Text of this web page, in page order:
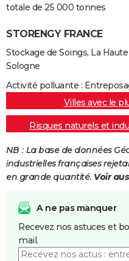
S'inscrire
Se connecter
Lycées
Collèges
Primaires
Universités
Entreprises
Service militaire
Avis de recherche
FORUM
Bricolage
Lifestyle
Culture
Sport
Auto
Television
Voyage
Cinema
totale de 25 000 tonnes
STORENGY FRANCE
Stockage de Soings, La
Sologne
Activité polluante :
Villes avec le
Risques naturels et
NB : La base de données
industrielles françaises
en grande quantité. Voir
A ne pas manquer
Recevez nos astuces et
mail.